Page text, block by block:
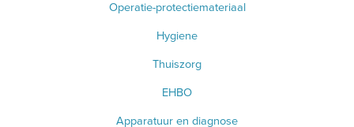
Operatie-protectiemateriaal
Hygiene
Thuiszorg
EHBO
Apparatuur en diagnose